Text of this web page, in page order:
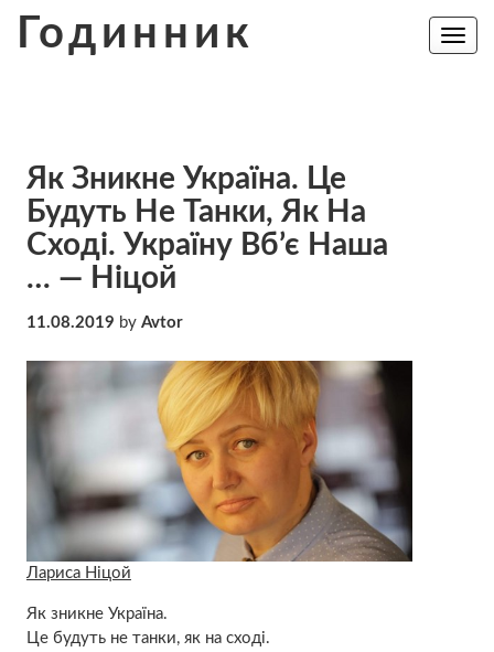
Годинник
Toggle
Як Зникне Україна. Це
Будуть Не Танки, Як На
Сході. Україну Вб’є Наша
… — Ніцой
11.08.2019 by Avtor
Лариса Ніцой
Як зникне Україна.
Це будуть не танки, як на сході.